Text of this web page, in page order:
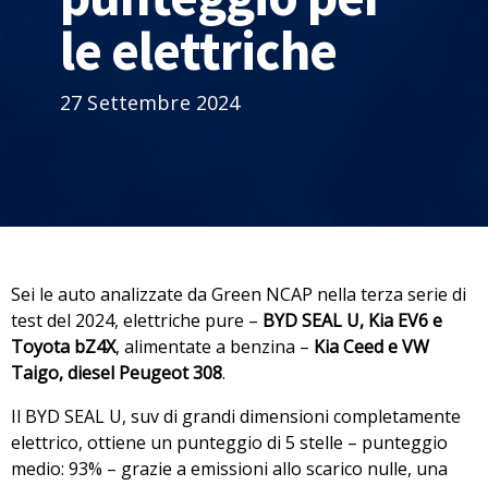
le elettriche
27 Settembre 2024
Sei le auto analizzate da Green NCAP nella terza serie di
test del 2024, elettriche pure – BYD SEAL U, Kia EV6 e
Toyota bZ4X, alimentate a benzina – Kia Ceed e VW
Taigo, diesel Peugeot 308.
Il BYD SEAL U, suv di grandi dimensioni completamente
elettrico, ottiene un punteggio di 5 stelle – punteggio
medio: 93% – grazie a emissioni allo scarico nulle, una